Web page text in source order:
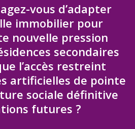
vous d’adapter
immobilier pour
nouvelle pression
secondaires
l’accès restreint
artificielles de pointe
sociale définitive
futures ?